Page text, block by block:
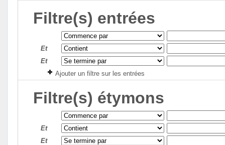
Filtre(s) entrées
Et
Et
Ajouter un filtre sur les entrées
Filtre(s) étymons
Et
Et